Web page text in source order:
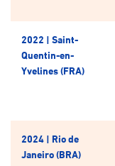
2022 | Saint-
Quentin-en-
Yvelines (FRA)
2024 | Rio de
Janeiro (BRA)